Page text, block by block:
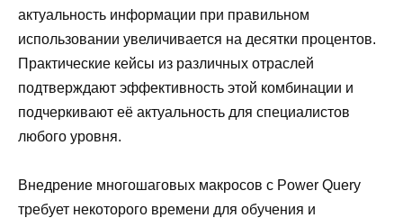
актуальность информации при правильном
использовании увеличивается на десятки процентов.
Практические кейсы из различных отраслей
подтверждают эффективность этой комбинации и
подчеркивают её актуальность для специалистов
любого уровня.
Внедрение многошаговых макросов с Power Query
требует некоторого времени для обучения и